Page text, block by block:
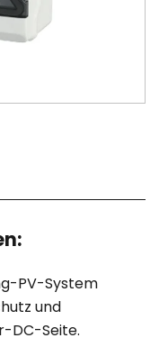
PV-System
und
DC-Seite.